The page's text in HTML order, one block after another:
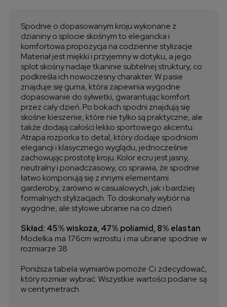
Spodnie o dopasowanym kroju wykonane z
dzianiny o splocie skośnym to elegancka i
komfortowa propozycja na codzienne stylizacje.
Materiał jest miękki i przyjemny w dotyku, a jego
splot skośny nadaje tkaninie subtelnej struktury, co
podkreśla ich nowoczesny charakter. W pasie
znajduje się guma, która zapewnia wygodne
dopasowanie do sylwetki, gwarantując komfort
przez cały dzień. Po bokach spodni znajdują się
skośne kieszenie, które nie tylko są praktyczne, ale
także dodają całości lekko sportowego akcentu.
Atrapa rozporka to detal, który dodaje spodniom
elegancji i klasycznego wyglądu, jednocześnie
zachowując prostotę kroju. Kolor ecru jest jasny,
neutralny i ponadczasowy, co sprawia, że spodnie
łatwo komponują się z innymi elementami
garderoby, zarówno w casualowych, jak i bardziej
formalnych stylizacjach. To doskonały wybór na
wygodne, ale stylowe ubranie na co dzień.
Skład: 45% wiskoza, 47% poliamid, 8% elastan
Modelka ma 176cm wzrostu i ma ubrane spodnie w
rozmiarze 38
Poniższa tabela wymiarów pomoże Ci zdecydować,
który rozmiar wybrać. Wszystkie wartości podane są
w centymetrach.